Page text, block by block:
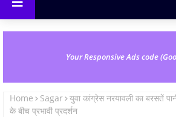
Your Responsive Ads code
Home Sagar युवा कांग्रेस नरयावली का बरसतें
के बीच प्रभावी प्रदर्शन